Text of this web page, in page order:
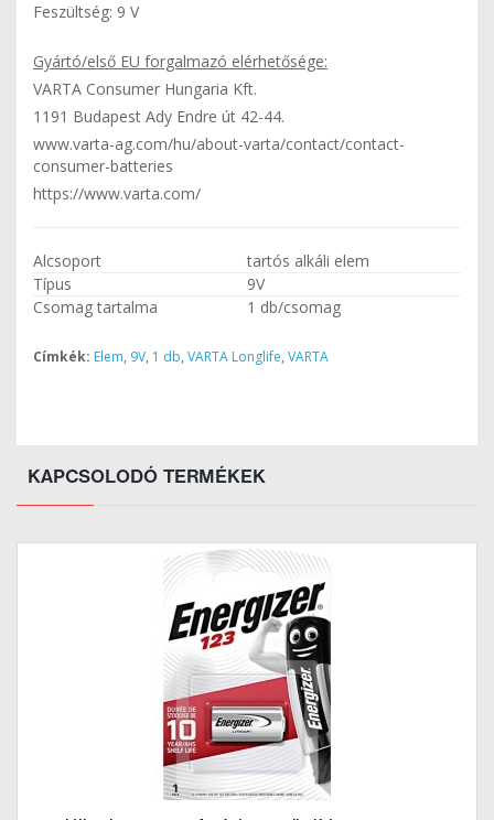
Feszültség: 9 V
Gyártó/első EU forgalmazó elérhetősége:
VARTA Consumer Hungaria Kft.
1191 Budapest Ady Endre út 42-44.
www.varta-ag.com/hu/about-varta/contact/contact-
consumer-batteries
https://www.varta.com/
Alcsoport
tartós alkáli elem
Típus
9V
Csomag tartalma
1 db/csomag
Címkék: Elem, 9V, 1 db, VARTA Longlife, VARTA
KAPCSOLODÓ TERMÉKEK